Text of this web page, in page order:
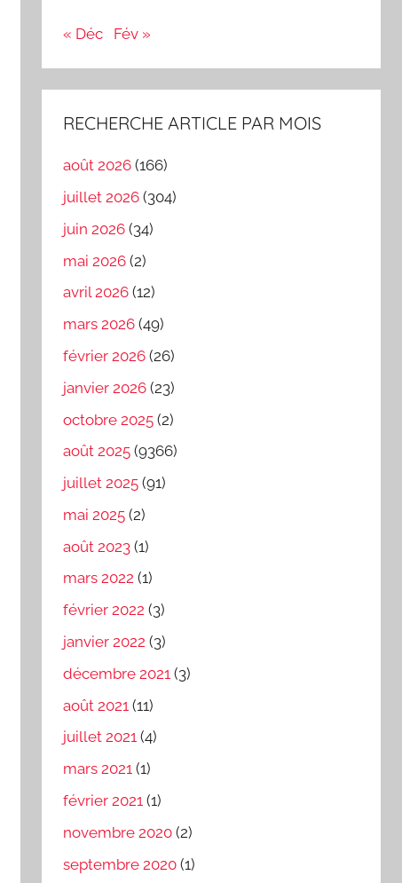
« Déc Fév »
RECHERCHE ARTICLE PAR MOIS
août 2026 (166)
juillet 2026 (304)
juin 2026 (34)
mai 2026 (2)
avril 2026 (12)
mars 2026 (49)
février 2026 (26)
janvier 2026 (23)
octobre 2025 (2)
août 2025 (9366)
juillet 2025 (91)
mai 2025 (2)
août 2023 (1)
mars 2022 (1)
février 2022 (3)
janvier 2022 (3)
décembre 2021 (3)
août 2021 (11)
juillet 2021 (4)
mars 2021 (1)
février 2021 (1)
novembre 2020 (2)
septembre 2020 (1)